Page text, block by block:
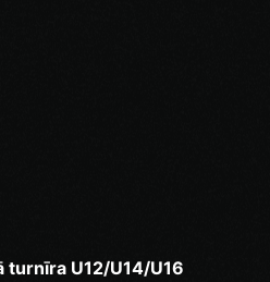
turnīra U12/U14/U16